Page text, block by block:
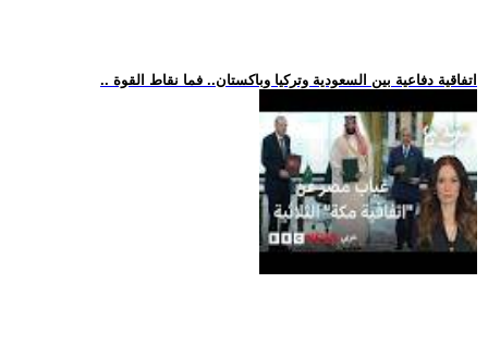
.. اتفاقية دفاعية بين السعودية وتركيا وباكستان.. فما نقاط القوة